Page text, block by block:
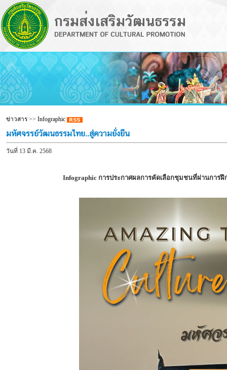
ข่าวสาร>> Infographic
มหัศจรรย์วัฒนธรรมไทย..สู่ความยั่งยืน
วันที่ 13 มี.ค. 2568
Infographic การประกาศผลการคัดเลือกชุมชนที่ผ่านการ